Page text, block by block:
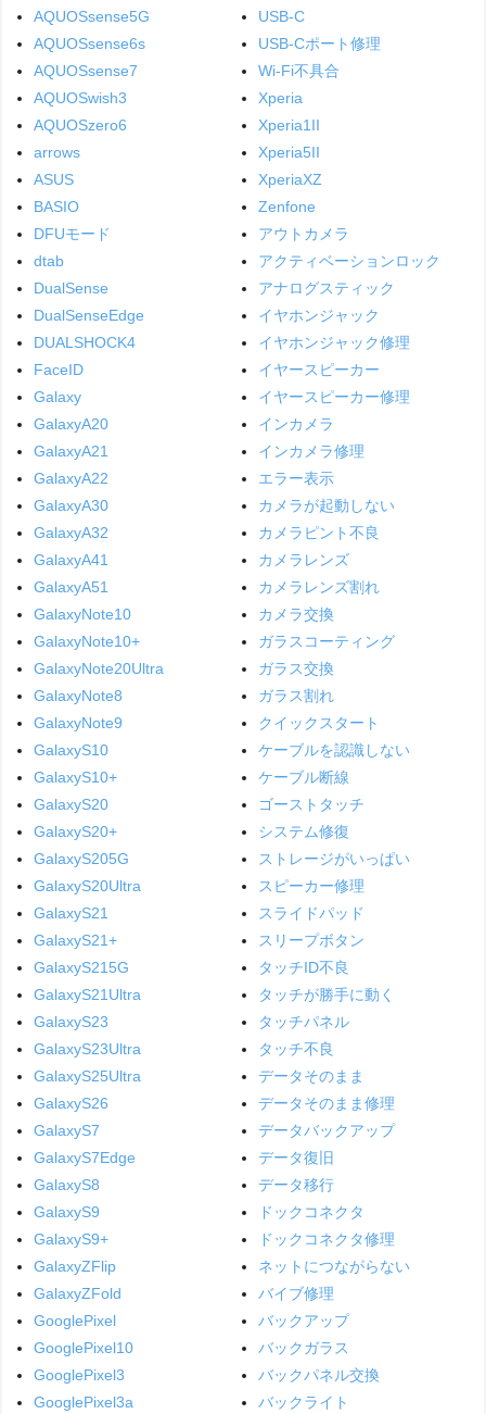
AQUOSsense5G
AQUOSsense6s
AQUOSsense7
AQUOSwish3
AQUOSzero6
arrows
ASUS
BASIO
DFUモード
dtab
DualSense
DualSenseEdge
DUALSHOCK4
FaceID
Galaxy
GalaxyA20
GalaxyA21
GalaxyA22
GalaxyA30
GalaxyA32
GalaxyA41
GalaxyA51
GalaxyNote10
GalaxyNote10+
GalaxyNote20Ultra
GalaxyNote8
GalaxyNote9
GalaxyS10
GalaxyS10+
GalaxyS20
GalaxyS20+
GalaxyS205G
GalaxyS20Ultra
GalaxyS21
GalaxyS21+
GalaxyS215G
GalaxyS21Ultra
GalaxyS23
GalaxyS23Ultra
GalaxyS25Ultra
GalaxyS26
GalaxyS7
GalaxyS7Edge
GalaxyS8
GalaxyS9
GalaxyS9+
GalaxyZFlip
GalaxyZFold
GooglePixel
GooglePixel10
GooglePixel3
GooglePixel3a
USB-C
USB-Cポート修理
Wi-Fi不具合
Xperia
Xperia1II
Xperia5II
XperiaXZ
Zenfone
アウトカメラ
アクティベーションロック
アナログスティック
イヤホンジャック
イヤホンジャック修理
イヤースピーカー
イヤースピーカー修理
インカメラ
インカメラ修理
エラー表示
カメラが起動しない
カメラピント不良
カメラレンズ
カメラレンズ割れ
カメラ交換
ガラスコーティング
ガラス交換
ガラス割れ
クイックスタート
ケーブルを認識しない
ケーブル断線
ゴーストタッチ
システム修復
ストレージがいっぱい
スピーカー修理
スライドパッド
スリープボタン
タッチID不良
タッチが勝手に動く
タッチパネル
タッチ不良
データそのまま
データそのまま修理
データバックアップ
データ復旧
データ移行
ドックコネクタ
ドックコネクタ修理
ネットにつながらない
バイブ修理
バックアップ
バックガラス
バックパネル交換
バックライト